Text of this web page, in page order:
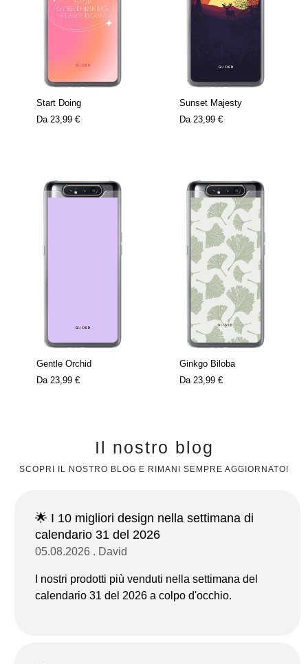
Start Doing
Da 23,99 €
Sunset Majesty
Da 23,99 €
Gentle Orchid
Da 23,99 €
Ginkgo Biloba
Da 23,99 €
Il nostro blog
SCOPRI IL NOSTRO BLOG E RIMANI SEMPRE AGGIORNATO!
🌟 I 10 migliori design nella settimana di
calendario 31 del 2026
05.08.2026 . David
I nostri prodotti più venduti nella settimana del
calendario 31 del 2026 a colpo d'occhio.